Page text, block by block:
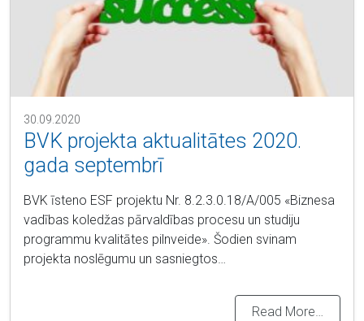
30.09.2020
BVK projekta aktualitātes 2020.
gada septembrī
BVK īsteno ESF projektu Nr. 8.2.3.0.18/A/005 «Biznesa
vadības koledžas pārvaldības procesu un studiju
programmu kvalitātes pilnveide». Šodien svinam
projekta noslēgumu un sasniegtos…
Read More…